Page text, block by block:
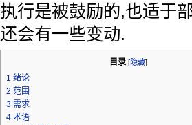
执行是被鼓励的,也适于
还会有一些变动.
目录[隐藏]
1 绪论
2 范围
3 需求
4 术语